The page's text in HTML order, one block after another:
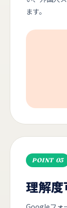
ます。
POINT 03
理解